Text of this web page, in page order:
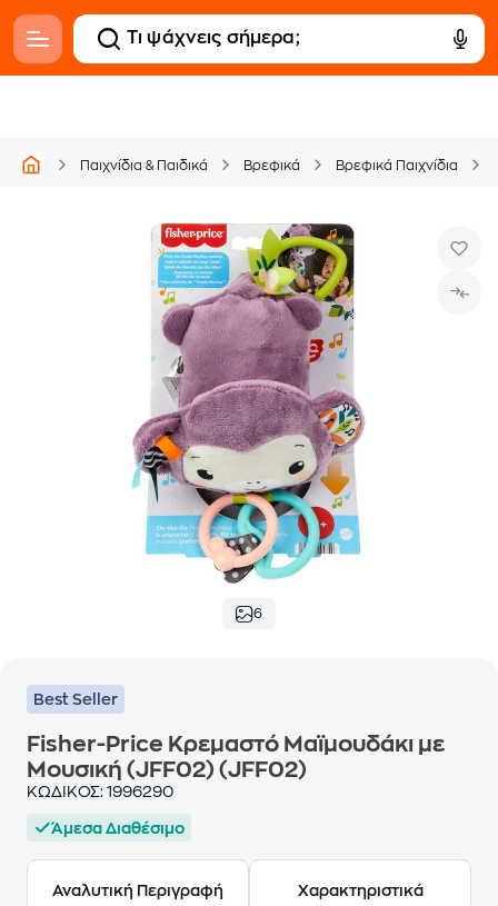
Παιχνίδια & Παιδικά Βρεφικά Βρεφικά Παιχνίδια
6
Best Seller
Fisher-Price Κρεμαστό Μαϊμουδάκι με
Μουσική (JFF02) (JFF02)
ΚΩΔΙΚΟΣ: 1996290
Άμεσα Διαθέσιμο
Αναλυτική Περιγραφή Χαρακτηριστικά